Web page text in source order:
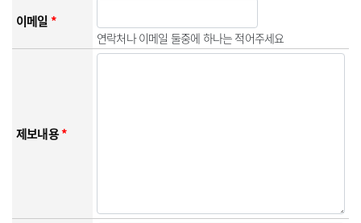
이메일*
연락처나 이메일 둘중에 하나는 적어주세요
제보내용*